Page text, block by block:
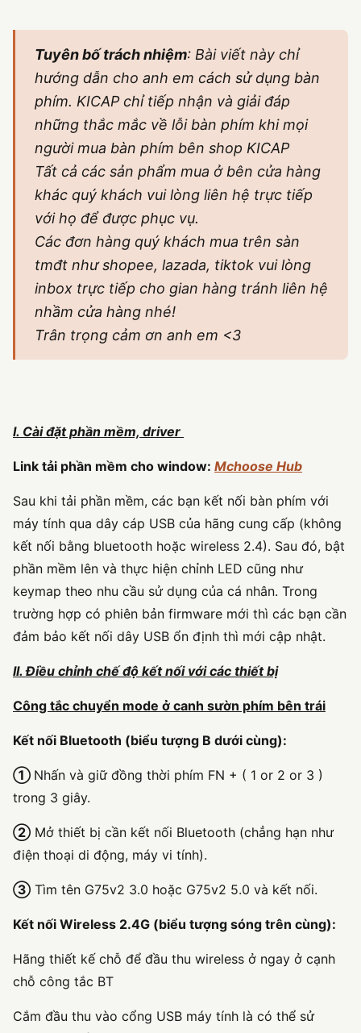
Tuyên bố trách nhiệm: Bài viết này chỉ
hướng dẫn cho anh em cách sử dụng bàn
phím. KICAP chỉ tiếp nhận và giải đáp
những thắc mắc về lỗi bàn phím khi mọi
người mua bàn phím bên shop KICAP
Tất cả các sản phẩm mua ở bên cửa hàng
khác quý khách vui lòng liên hệ trực tiếp
với họ để được phục vụ.
Các đơn hàng quý khách mua trên sàn
tmđt như shopee, lazada, tiktok vui lòng
inbox trực tiếp cho gian hàng tránh liên hệ
nhầm cửa hàng nhé!
Trân trọng cảm ơn anh em <3
I. Cài đặt phần mềm, driver
Link tải phần mềm cho window: Mchoose Hub
Sau khi tải phần mềm, các bạn kết nối bàn phím với
máy tính qua dây cáp USB của hãng cung cấp (không
kết nối bằng bluetooth hoặc wireless 2.4). Sau đó, bật
phần mềm lên và thực hiện chỉnh LED cũng như
keymap theo nhu cầu sử dụng của cá nhân. Trong
trường hợp có phiên bản firmware mới thì các bạn cần
đảm bảo kết nối dây USB ổn định thì mới cập nhật.
II. Điều chỉnh chế độ kết nối với các thiết bị
Công tắc chuyển mode ở canh sườn phím bên trái
Kết nối Bluetooth (biểu tượng B dưới cùng):
① Nhấn và giữ đồng thời phím FN + ( 1 or 2 or 3 )
trong 3 giây.
② Mở thiết bị cần kết nối Bluetooth (chẳng hạn như
điện thoại di động, máy vi tính).
③ Tìm tên G75v2 3.0 hoặc G75v2 5.0 và kết nối.
Kết nối Wireless 2.4G (biểu tượng sóng trên cùng):
Hãng thiết kế chỗ để đầu thu wireless ở ngay ở cạnh
chỗ công tắc BT
Cắm đầu thu vào cổng USB máy tính là có thể sử